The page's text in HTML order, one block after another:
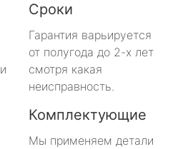
Сроки
Гарантия варьируется
от полугода до 2-х лет
смотря какая
неисправность.
Комплектующие
Мы применяем детали